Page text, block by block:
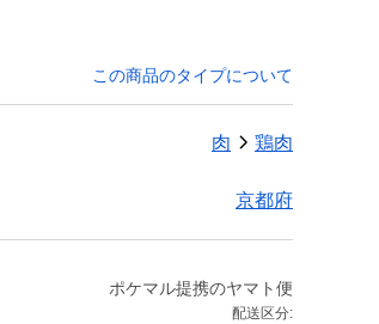
この商品のタイプについて
肉 鶏肉
京都府
ポケマル提携のヤマト便
配送区分: